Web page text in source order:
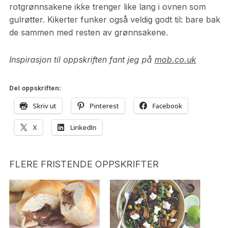
rotgrønnsakene ikke trenger like lang i ovnen som
gulrøtter. Kikerter funker også veldig godt til: bare bak
de sammen med resten av grønnsakene.
Inspirasjon til oppskriften fant jeg på mob.co.uk
Del oppskriften:
Skriv ut Pinterest Facebook
X LinkedIn
FLERE FRISTENDE OPPSKRIFTER